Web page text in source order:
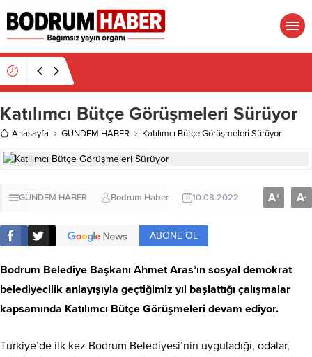
Katılımcı Bütçe Görüşmeleri Sürüyor
Anasayfa GÜNDEM HABER Katılımcı Bütçe Görüşmeleri Sürüyor
GÜNDEM HABER Bodrum Haber 10.08.2022 A+ A-
ABONE OL
Bodrum Belediye Başkanı Ahmet Aras’ın sosyal demokrat
belediyecilik anlayışıyla geçtiğimiz yıl başlattığı çalışmalar
kapsamında Katılımcı Bütçe Görüşmeleri devam ediyor.
Türkiye’de ilk kez Bodrum Belediyesi’nin uyguladığı, odalar,